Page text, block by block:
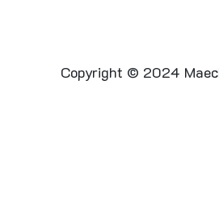
Copyright © 2024